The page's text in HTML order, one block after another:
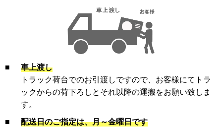
■
車上渡し
トラック荷台でのお引渡しですので、お客様にてトラ
ックからの荷下ろしとそれ以降の運搬をお願い致しま
す。
■
配送日のご指定は、月～金曜日です